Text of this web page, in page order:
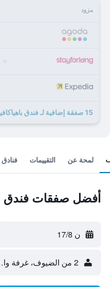
مزود
15 صفقة إضافية لـ فندق باهياكافيه
لمحة عن التقييمات
أفضل صفقات فندق
ن 17/8
2 من الضيوف، غرفة واحدة